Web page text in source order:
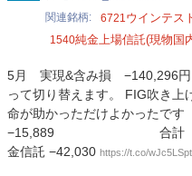
関連銘柄 6721ウインテス
1540純金上場信託(現物国
5月 実現&含み損 −140,296
って切り替えます。 FIG吹き上
命が助かっただけよかった
−15,889 合計 86,412
金信託 −42,030 https://t.co/